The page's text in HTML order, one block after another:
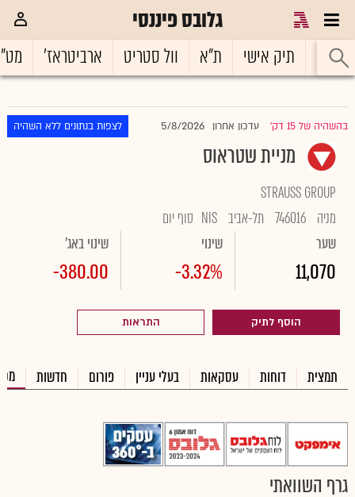
גלובס פיננסי
ראשי תיק אישי ת"א וול סטריט ארביטראז'
בהשהיה של 15 דק' עדכון אחרון 5/8/2026 לצפות בנתונים ללא השהיה
מניית שטראוס
STRAUSS GROUP
מניה 746016 תל-אביב NIS סוף יום
שער
11,070
שינוי
-3.32%
שינוי באג'
-380.00
הוסף לתיק התראות
תמצית דוחות עסקאות בעלי עניין פורום חדשות
גרף השוואתי